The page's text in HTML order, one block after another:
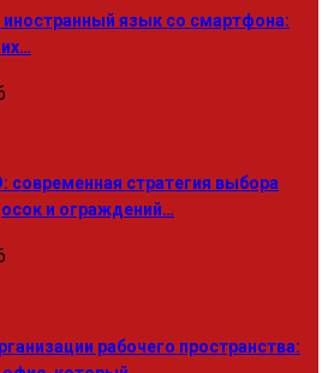
иностранный язык со смартфона:
современная стратегия выбора
и ограждений…
рабочего пространства: